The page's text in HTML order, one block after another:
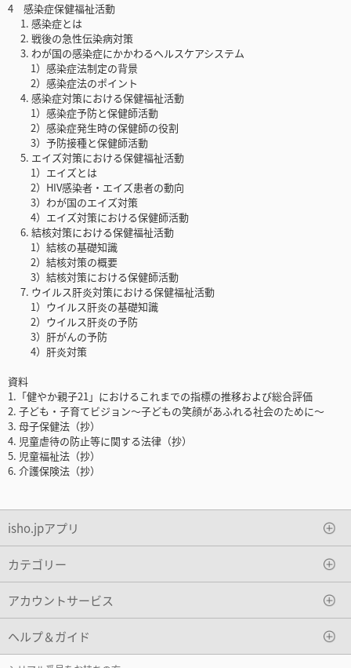
4 感染症保健福祉活動
1. 感染症とは
2. 戦後の急性伝染病対策
3. わが国の感染症にかかわるヘルスケアシステム
1）感染症法制定の背景
2）感染症法のポイント
4. 感染症対策における保健福祉活動
1）感染症予防と保健師活動
2）感染症発生時の保健師の役割
3）予防接種と保健師活動
5. エイズ対策における保健福祉活動
1）エイズとは
2）HIV感染者・エイズ患者の動向
3）わが国のエイズ対策
4）エイズ対策における保健師活動
6. 結核対策における保健福祉活動
1）結核の基礎知識
2）結核対策の概要
3）結核対策における保健師活動
7. ウイルス肝炎対策における保健福祉活動
1）ウイルス肝炎の基礎知識
2）ウイルス肝炎の予防
3）肝がんの予防
4）肝炎対策
資料
1.「健やか親子21」におけるこれまでの指標の推移および総合評価
2. 子ども・子育てビジョン〜子どもの笑顔があふれる社会のために〜
3. 母子保健法（抄）
4. 児童虐待の防止等に関する法律（抄）
5. 児童福祉法（抄）
6. 介護保険法（抄）
isho.jpアプリ
カテゴリー
アカウントサービス
ヘルプ＆ガイド